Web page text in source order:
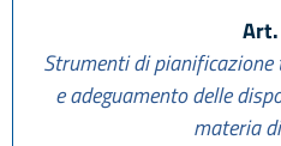
Strumenti di
e adeguamento delle
materia